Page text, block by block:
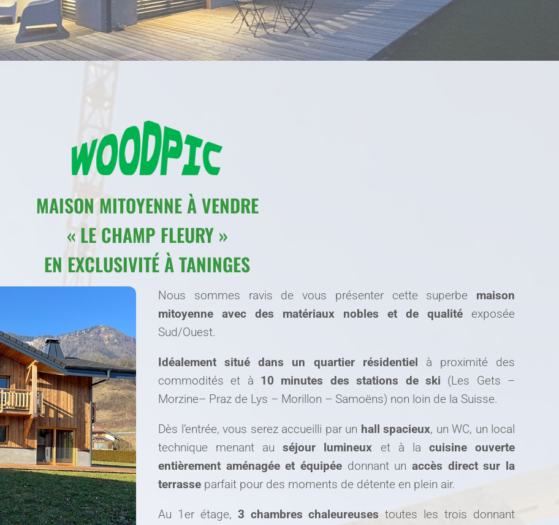
MAISON MITOYENNE À VENDRE
« LE CHAMP FLEURY »
EN EXCLUSIVITÉ À TANINGES
Nous sommes ravis de vous présenter cette superbe maison
mitoyenne avec des matériaux nobles et de qualité exposée
Sud/Ouest.
Idéalement situé dans un quartier résidentiel à proximité des
commodités et à 10 minutes des stations de ski (Les Gets –
Morzine– Praz de Lys – Morillon – Samoëns) non loin de la Suisse.
Dès l’entrée, vous serez accueilli par un hall spacieux, un WC, un local
technique menant auséjour lumineux et à la cuisine ouverte
entièrement aménagée et équipée donnant un accès direct sur la
terrasse parfait pour des moments de détente en plein air.
Au 1er étage, 3 chambres chaleureuses toutes les trois donnant